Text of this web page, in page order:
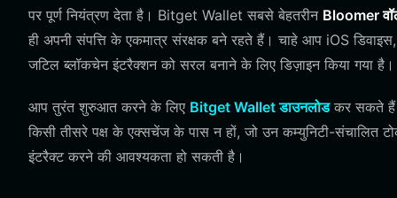
पर पूर्ण नियंत्रण देता है। Bitget Wallet सबसे बेहतरीन Bloomer
ही अपनी संपत्ति के एकमात्र संरक्षक बने रहते हैं। चाहे आप iOS
जटिल ब्लॉकचेन इंटरैक्शन को सरल बनाने के लिए डिज़ाइन किया गया है।
आप तुरंत शुरुआत करने के लिए Bitget Wallet डाउनलोडकर सकते
किसी तीसरे पक्ष के एक्सचेंज के पास न हों, जो उन कम्युनिटी-संचालित
इंटरैक्ट करने की आवश्यकता हो सकती है।